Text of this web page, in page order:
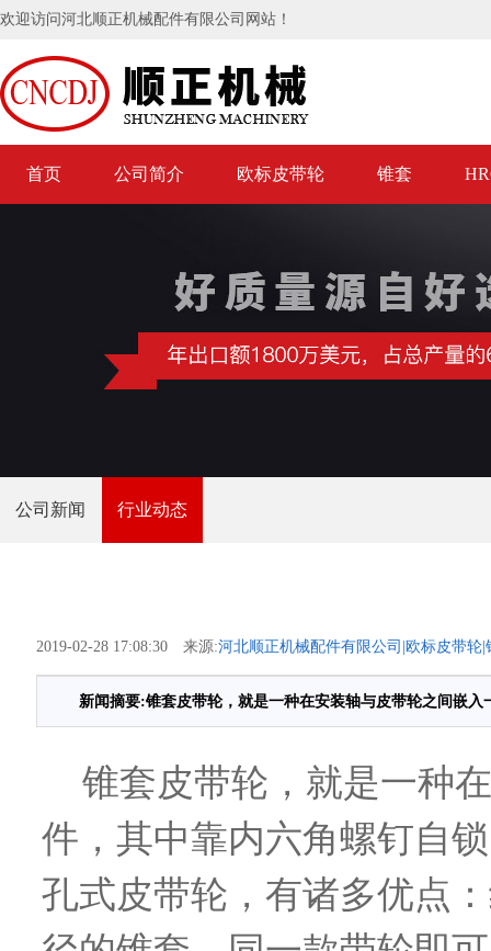
欢迎访问河北顺正机械配件有限公司网站！
首页 公司简介 欧标皮带轮 锥套
公司新闻 行业动态
2019-02-28 17:08:30 来源:河北顺正机械配件有限公司|欧标皮带轮|
新闻摘要:锥套皮带轮，就是一种在安装轴与皮带轮之间嵌
锥套皮带轮，就是一种
件，其中靠内六角螺钉自
孔式皮带轮，有诸多优点